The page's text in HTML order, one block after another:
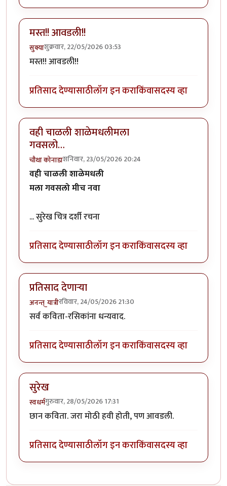
मस्त!! आवडली!!
सुक्याशुक्रवार, 22/05/2026 03:53
मस्त!! आवडली!!
प्रतिसाद देण्यासाठीलॉग इन कराकिंवासदस्य व्हा
वही चाळली शाळेमधलीमला
गवसलो…
चौथा कोनाडाशनिवार, 23/05/2026 20:24
वही चाळली शाळेमधली
मला गवसलो मीच नवा
... सुरेख चित्र दर्शी रचना
प्रतिसाद देण्यासाठीलॉग इन कराकिंवासदस्य व्हा
प्रतिसाद देणाऱ्या
अनन्त्_यात्रीरविवार, 24/05/2026 21:30
सर्व कविता-रसिकांना धन्यवाद.
प्रतिसाद देण्यासाठीलॉग इन कराकिंवासदस्य व्हा
सुरेख
स्वधर्मगुरुवार, 28/05/2026 17:31
छान कविता. जरा मोठी हवी होती, पण आवडली.
प्रतिसाद देण्यासाठीलॉग इन कराकिंवासदस्य व्हा